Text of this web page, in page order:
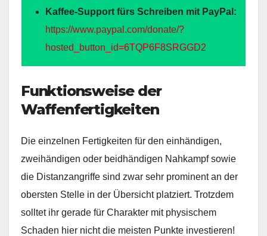
Kaffee-Support fürs Schreiben mit PayPal:
https://www.paypal.com/donate/?
hosted_button_id=6TQP6F8SRGGD2
Funktionsweise der
Waffenfertigkeiten
Die einzelnen Fertigkeiten für den einhändigen,
zweihändigen oder beidhändigen Nahkampf sowie
die Distanzangriffe sind zwar sehr prominent an der
obersten Stelle in der Übersicht platziert. Trotzdem
solltet ihr gerade für Charakter mit physischem
Schaden hier nicht die meisten Punkte investieren!